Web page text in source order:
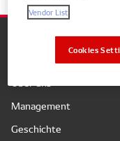
Unternehmen
Über uns
Management
Geschichte
Vendor List
Cookies